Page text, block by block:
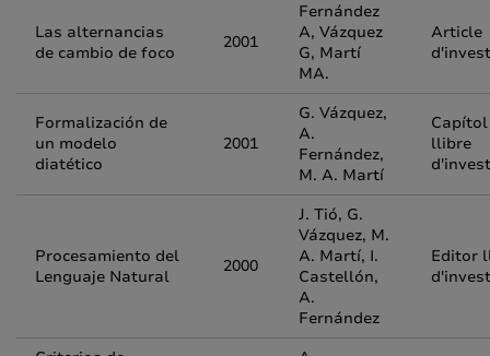
Las alternancias
de cambio de foco
2001
Fernández
A, Vázquez
G, Martí
MA.
Article
Formalización de
un modelo
diatético
2001
G. Vázquez,
A.
Fernández,
M. A. Martí
llibre
Procesamiento del
Lenguaje Natural
2000
J. Tió, G.
Vázquez, M.
A. Martí, I.
Castellón,
A.
Fernández
Editor